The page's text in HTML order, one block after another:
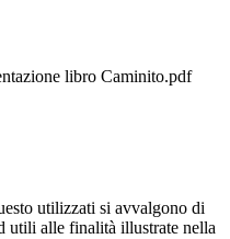
libro Caminito.pdf
utilizzati si avvalgono di
utili alle finalità illustrate nella